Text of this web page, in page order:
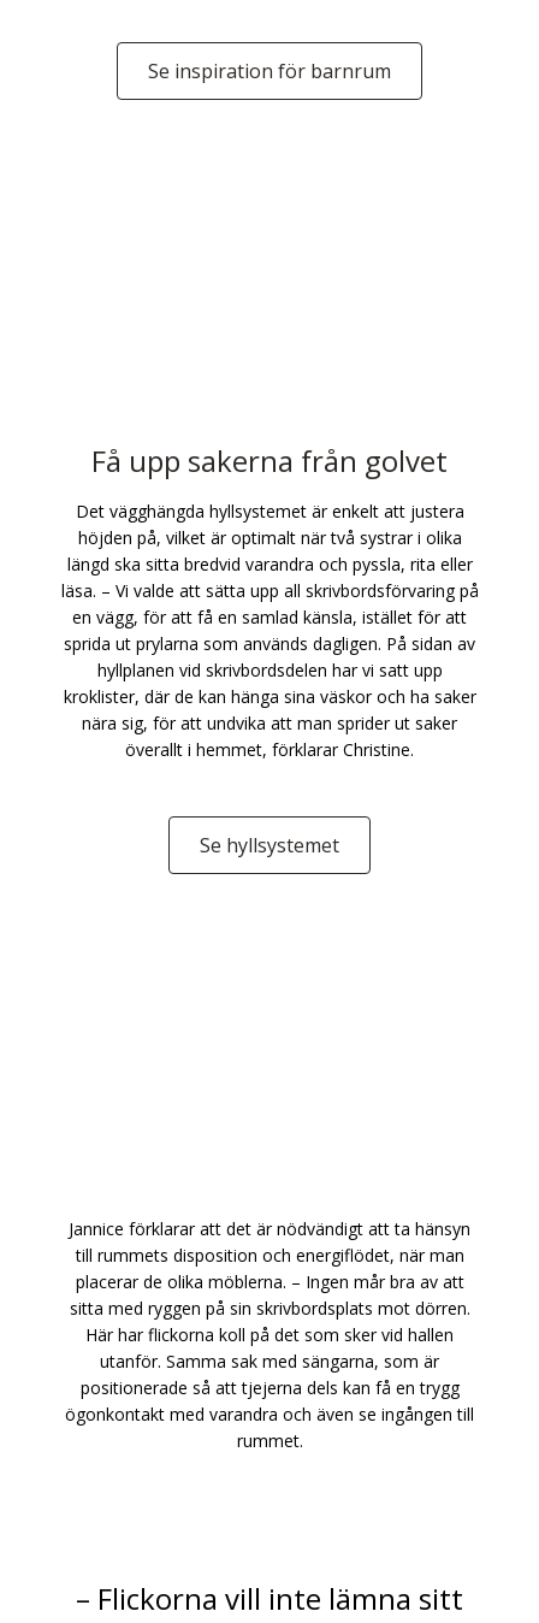
Se inspiration för barnrum
Få upp sakerna från golvet
Det vägghängda hyllsystemet är enkelt att justera
höjden på, vilket är optimalt när två systrar i olika
längd ska sitta bredvid varandra och pyssla, rita eller
läsa. – Vi valde att sätta upp all skrivbordsförvaring på
en vägg, för att få en samlad känsla, istället för att
sprida ut prylarna som används dagligen. På sidan av
hyllplanen vid skrivbordsdelen har vi satt upp
kroklister, där de kan hänga sina väskor och ha saker
nära sig, för att undvika att man sprider ut saker
överallt i hemmet, förklarar Christine.
Se hyllsystemet
Jannice förklarar att det är nödvändigt att ta hänsyn
till rummets disposition och energiflödet, när man
placerar de olika möblerna. – Ingen mår bra av att
sitta med ryggen på sin skrivbordsplats mot dörren.
Här har flickorna koll på det som sker vid hallen
utanför. Samma sak med sängarna, som är
positionerade så att tjejerna dels kan få en trygg
ögonkontakt med varandra och även se ingången till
rummet.
– Flickorna vill inte lämna sitt